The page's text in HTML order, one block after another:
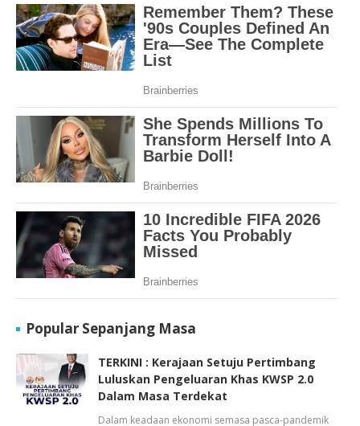
Popular Sepanjang Masa
TERKINI : Kerajaan Setuju Pertimbang
Luluskan Pengeluaran Khas KWSP 2.0
Dalam Masa Terdekat
Dalam keadaan ekonomi semasa pasca-pandemik